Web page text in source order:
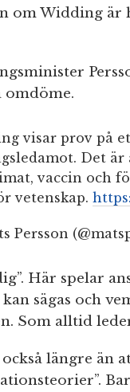
om Widding är
visar prov på
Det
vaccin och
vetenskap.
Persson
Här spelar
kan sägas och
Som alltid
längre än